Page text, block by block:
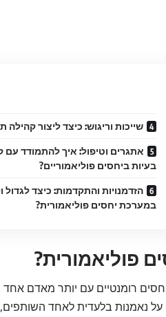
שייכות וריגוש: כיצד ליצור קהילה
אתגרים וטיפול: איך להתמודד עם
בעיות ביחסים פוליאמוריים?
הזדמנויות והתקדמות: כיצד
במערכת יחסים פוליאמורית?
פוליאמורית?
רומנטיים עם יותר מאדם אחד
על נאמנות בלעדית לאחד